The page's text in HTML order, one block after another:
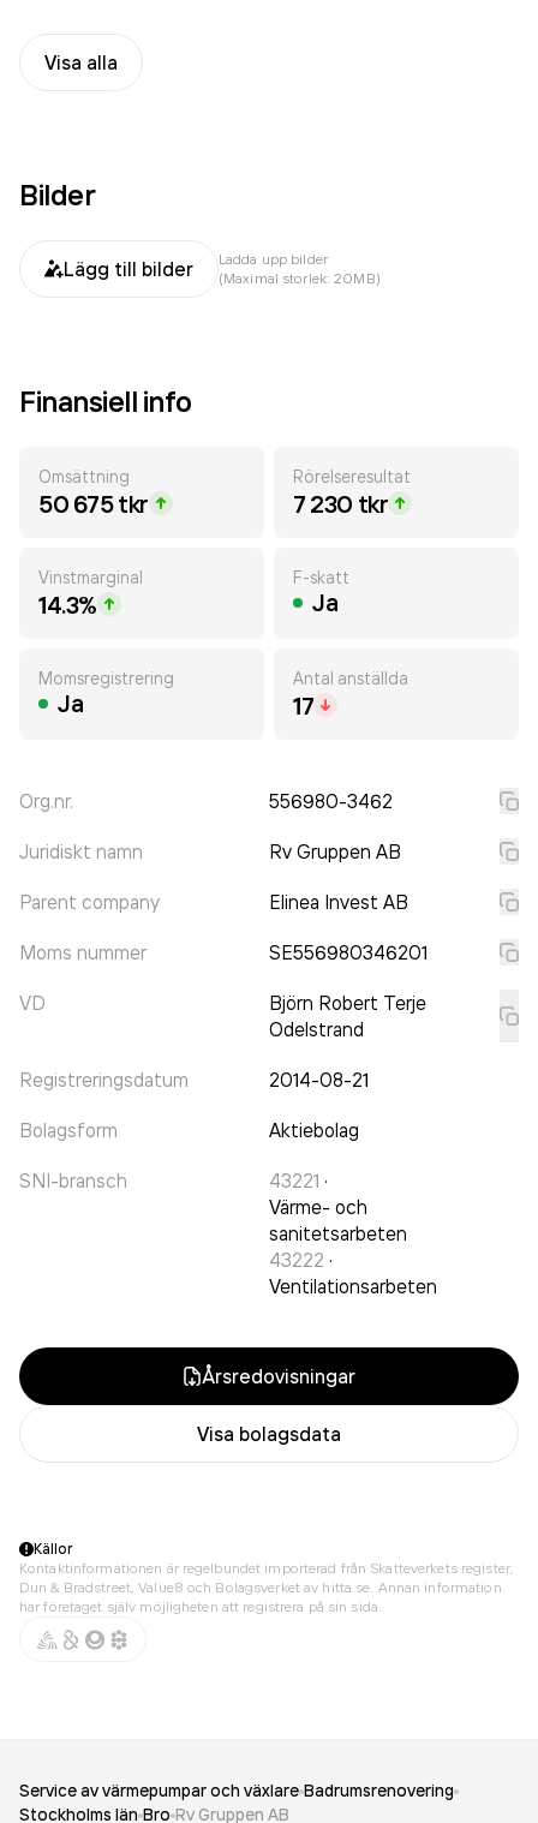
Visa alla
Bilder
Lägg till bilder
Ladda upp bilder
(Maximal storlek: 20MB)
Finansiell info
Omsättning
50 675 tkr
Rörelseresultat
7 230 tkr
Vinstmarginal
14.3%
F-skatt
Ja
Momsregistrering
Ja
Antal anställda
17
Org.nr. 556980-3462
Juridiskt namn Rv Gruppen AB
Parent company Elinea Invest AB
Moms nummer SE556980346201
VD
Björn Robert Terje
Odelstrand
Registreringsdatum 2014-08-21
Bolagsform Aktiebolag
SNI-bransch 43221 ·
Värme- och
sanitetsarbeten
43222 ·
Ventilationsarbeten
Årsredovisningar
Visa bolagsdata
Källor
Kontaktinformationen är regelbundet importerad från Skatteverkets register,
Dun & Bradstreet, Value8 och Bolagsverket av hitta.se. Annan information
har företaget själv möjligheten att registrera på sin sida.
Service av värmepumpar och växlare Badrumsrenovering
Stockholms län Bro Rv Gruppen AB